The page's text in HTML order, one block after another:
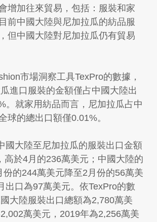
增加往來貿易，包括：服裝和家
前中國大陸與尼加拉瓜的紡品服
但中國大陸對尼加拉瓜仍有貿易
市場洞察工具TexPro的數據，
進口服裝的金額僅占中國大陸出
。就家用紡品而言，尼加拉瓜占中
球的總出口額僅0.01%。
國大陸至尼加拉瓜的服裝出口金額
高於4月的236萬美元；中國大陸的
份的244萬美元降至2月份的56萬美
出口為97萬美元。依TexPro的數
大陸服裝出口總額為2,780萬美
萬美元，2019年為2,256萬美